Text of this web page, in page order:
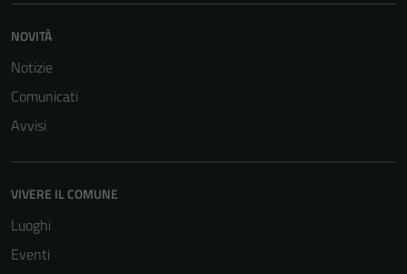
NOVITÀ
Notizie
Comunicati
Avvisi
VIVERE IL COMUNE
Luoghi
Eventi